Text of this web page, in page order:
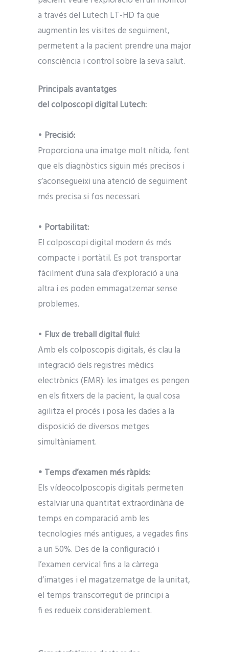
a través del Lutech LT-HD fa que
augmentin les visites de seguiment,
permetent a la pacient prendre una major
consciència i control sobre la seva salut.
Principals avantatges
del colposcopi digital Lutech:
• Precisió:
Proporciona una imatge molt nítida, fent
que els diagnòstics siguin més precisos i
s’aconsegueixi una atenció de seguiment
més precisa si fos necessari.
• Portabilitat:
El colposcopi digital modern és més
compacte i portàtil. Es pot transportar
fàcilment d’una sala d’exploració a una
altra i es poden emmagatzemar sense
problemes.
• Flux de treball digital fluid:
Amb els colposcopis digitals, és clau la
integració dels registres mèdics
electrònics (EMR): les imatges es pengen
en els fitxers de la pacient, la qual cosa
agilitza el procés i posa les dades a la
disposició de diversos metges
simultàniament.
• Temps d’examen més ràpids:
Els vídeocolposcopis digitals permeten
estalviar una quantitat extraordinària de
temps en comparació amb les
tecnologies més antigues, a vegades fins
a un 50%. Des de la configuració i
l’examen cervical fins a la càrrega
d’imatges i el magatzematge de la unitat,
el temps transcorregut de principi a
fi es redueix considerablement.